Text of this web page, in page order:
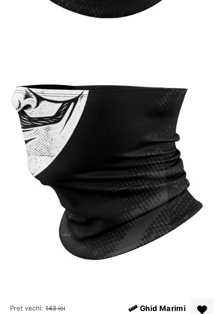
Pret vechi: 143 lei Ghid Marimi